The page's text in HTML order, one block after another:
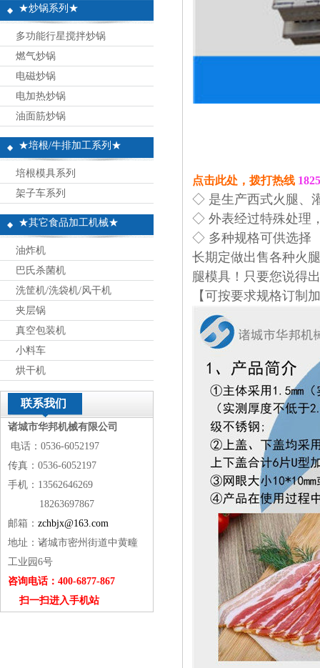
★炒锅系列★
多功能行星搅拌炒锅
燃气炒锅
电磁炒锅
电加热炒锅
油面筋炒锅
★培根/牛排加工系列★
培根模具系列
架子车系列
★其它食品加工机械★
油炸机
巴氏杀菌机
洗筐机/洗袋机/风干机
夹层锅
真空包装机
小料车
烘干机
联系我们
诸城市华邦机械有限公司
电话：0536-6052197
传真：0536-6052197
手机：13562646269
18263697867
邮箱： zchbjx@163.com
地址：诸城市密州街道中黄疃
工业园6号
咨询电话：400-6877-867
扫一扫进入手机站
点击此处，拨打热线
◇ 是生产西式火腿、
◇ 外表经过特殊处理
◇ 多种规格可供选择
长期定做出售各种火
腿模具！只要您说得
【可按要求规格订制